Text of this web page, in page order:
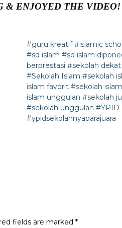
& ENJOYED THE VIDEO!
#guru kreatif #islamic
#sd islam #sd islam
berprestasi #sekolah dekat
#Sekolah Islam #sekolah
islam favorit #sekolah
islam unggulan #sekolah
#sekolah unggulan #YPID
#ypidsekolahnyaparajuara
fields are marked *